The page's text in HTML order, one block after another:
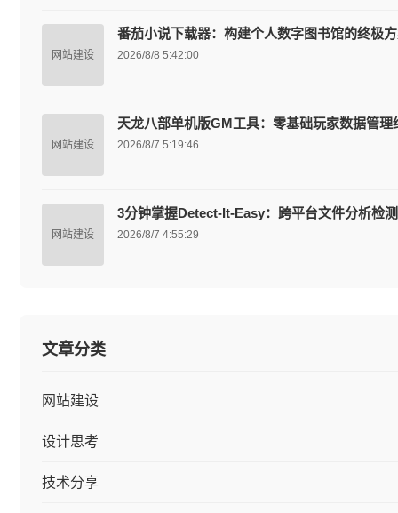
网站建设
番茄小说下载器：构建个人数字图书馆的终极
2026/8/8 5:42:00
网站建设
天龙八部单机版GM工具：零基础玩家数据管理
2026/8/7 5:19:46
网站建设
3分钟掌握Detect-It-Easy：跨平台文件分析检
2026/8/7 4:55:29
文章分类
网站建设
设计思考
技术分享